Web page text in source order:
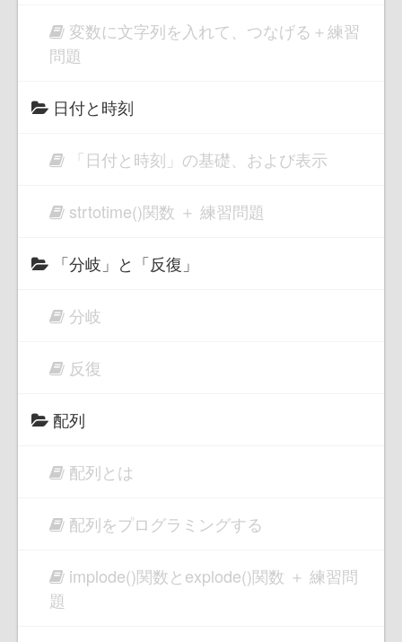
変数に文字列を入れて、つなげる＋練習
問題
日付と時刻
「日付と時刻」の基礎、および表示
strtotime()関数 ＋ 練習問題
「分岐」と「反復」
分岐
反復
配列
配列とは
配列をプログラミングする
implode()関数とexplode()関数 ＋ 練習問
題